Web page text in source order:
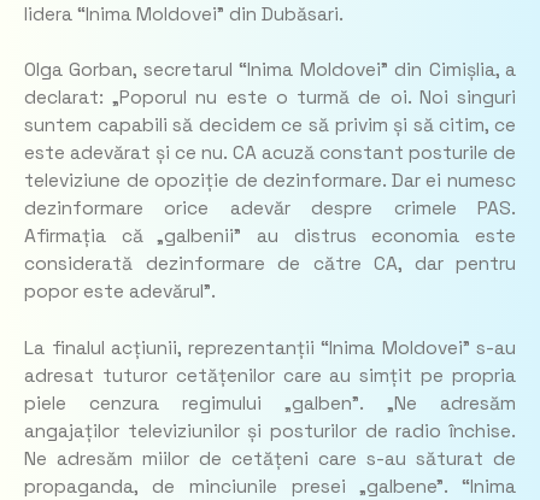
lidera “Inima Moldovei” din Dubăsari.
Olga Gorban, secretarul “Inima Moldovei” din Cimișlia, a
declarat: „Poporul nu este o turmă de oi. Noi singuri
suntem capabili să decidem ce să privim și să citim, ce
este adevărat și ce nu. CA acuză constant posturile de
televiziune de opoziție de dezinformare. Dar ei numesc
dezinformare orice adevăr despre crimele PAS.
Afirmația că „galbenii” au distrus economia este
considerată dezinformare de către CA, dar pentru
popor este adevărul”.
La finalul acțiunii, reprezentanții “Inima Moldovei” s-au
adresat tuturor cetățenilor care au simțit pe propria
piele cenzura regimului „galben”. „Ne adresăm
angajaților televiziunilor și posturilor de radio închise.
Ne adresăm miilor de cetățeni care s-au săturat de
propaganda, de minciunile presei „galbene”. “Inima